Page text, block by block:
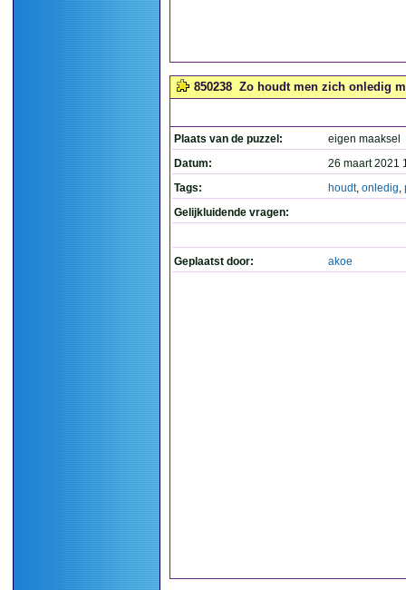
850238 Zo houdt men zich onledig
Plaats van de puzzel:
eigen maaksel
Datum:
26 maart 2021
Tags:
houdt, onledig,
Gelijkluidende vragen:
Geplaatst door: akoe